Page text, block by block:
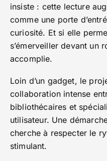
insiste : cette lecture
comme une porte
curiosité. Et si elle
s’émerveiller devant un
accomplie.
Loin d’un gadget, le
collaboration intense
bibliothécaires et
utilisateur. Une
cherche à respecter le
stimulant.